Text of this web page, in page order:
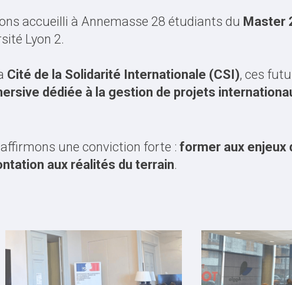
accueilli à Annemasse 28 étudiants du Master
Lyon 2.
Cité de la Solidarité Internationale (CSI), ces
dédiée à la gestion de projets
une conviction forte : former aux enjeux
aux réalités du terrain.